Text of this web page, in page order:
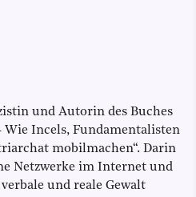
und Autorin des Buches
Incels, Fundamentalisten
mobilmachen“. Darin
Netzwerke im Internet und
und reale Gewalt